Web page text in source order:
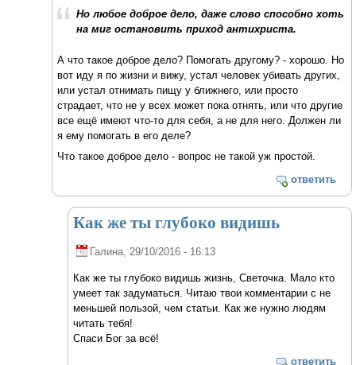
Но любое доброе дело, даже слово способно хоть
на миг остановить приход антихриста.
А что такое доброе дело? Помогать другому? - хорошо. Но
вот иду я по жизни и вижу, устал человек убивать других,
или устал отнимать пищу у ближнего, или просто
страдает, что не у всех может пока отнять, или что другие
все ещё имеют что-то для себя, а не для него. Должен ли
я ему помогать в его деле?
Что такое доброе дело - вопрос не такой уж простой.
ответить
Как же ты глубоко видишь
Галина, 29/10/2016 - 16:13
Как же ты глубоко видишь жизнь, Светочка. Мало кто
умеет так задуматься. Читаю твои комментарии с не
меньшей пользой, чем статьи. Как же нужно людям
читать тебя!
Спаси Бог за всё!
ответить